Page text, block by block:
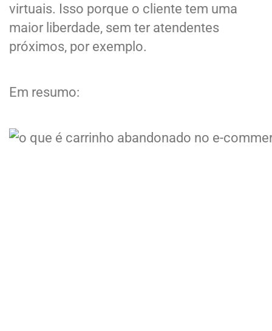
virtuais. Isso porque o cliente tem uma
maior liberdade, sem ter atendentes
próximos, por exemplo.
Em resumo: